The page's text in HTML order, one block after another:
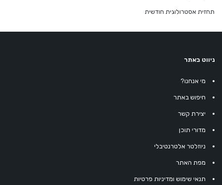
תחזית אסטרולוגית חודשית
ניווט באתר
מי אנחנו?
חיפוש באתר
יצירת קשר
מדורי תוכן
ניוזלטר אלטרנטיבלי
מפת האתר
תנאי שימוש ומדיניות פרטיות